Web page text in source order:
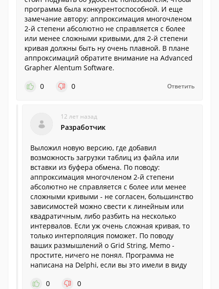
программа была конкурентоспособной. И еще
замечание автору: аппроксимация многочленом
2-й степени абсолютно не справляется с более
или менее сложными кривыми, для 2-й степени
кривая должны быть ну очень плавной. В плане
аппроксимаций обратите внимание на Advanced
Grapher Alentum Software.
0
0 Ответить
12 лет назад
Разработчик
Выложил новую версию, где добавил
возможность загрузки таблиц из файла или
вставки из буфера обмена. По поводу:
аппроксимация многочленом 2-й степени
абсолютно не справляется с более или менее
сложными кривыми - не согласен, большинство
зависимостей можно свести к линейным или
квадратичным, либо разбить на несколько
интервалов. Если уж очень сложная кривая, то
только интерполяция поможет. По поводу
ваших размышлений о Grid String, Memo -
простите, ничего не понял. Программа не
написана на Delphi, если вы это имели в виду
0
0